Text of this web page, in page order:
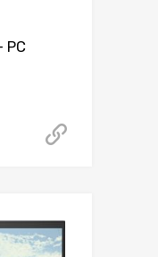
PC
:
: